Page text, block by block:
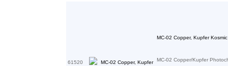
61520
MC-02 Copper, Kupfer
MC-02 Copper/Kupfer